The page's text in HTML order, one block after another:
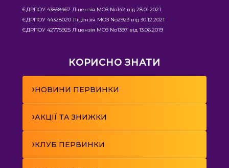
ЄДРПОУ 43858467 Ліцензія МОЗ No142 від 28.01.2021
ЄДРПОУ 44328020 Ліцензія МОЗ No2923 від 30.12.2021
ЄДРПОУ 42775925 Ліцензія МОЗ No1397 від 13.06.2019
КОРИСНО ЗНАТИ
›НОВИНИ ПЕРВИНКИ
›АКЦІЇ ТА ЗНИЖКИ
›КЛУБ ПЕРВИНКИ